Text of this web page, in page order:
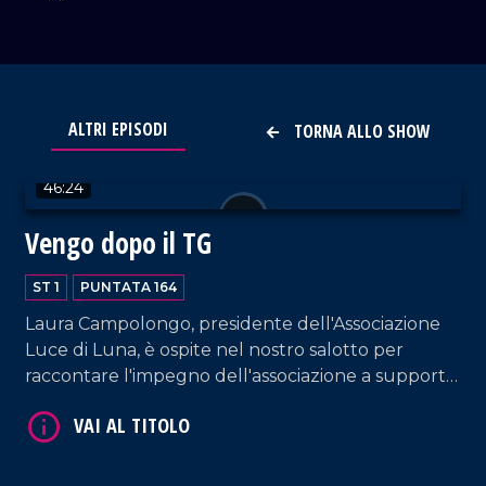
TORNA ALLO SHOW
ALTRI EPISODI
46:24
Vengo dopo il TG
ST 1 PUNTATA 164
Laura Campolongo, presidente dell'Associazione
Luce di Luna, è ospite nel nostro salotto per
raccontare l'impegno dell'associazione a supporto
genetiche rare, tra cui il progetto "Ospedali
VAI AL TITOLO